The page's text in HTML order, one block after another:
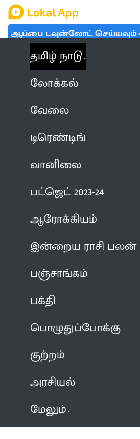
ஆப்பை டவுன்லோட் செய்யவும்
தமிழ் நாடு
லோக்கல்
வேலை
டிரெண்டிங்
வானிலை
பட்ஜெட் 2023-24
ஆரோக்கியம்
இன்றைய ராசி பலன்
பஞ்சாங்கம்
பக்தி
பொழுதுப்போக்கு
குற்றம்
அரசியல்
மேலும்